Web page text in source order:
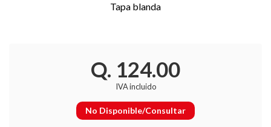
Tapa blanda
Q. 124.00
IVA incluido
No Disponible/Consultar